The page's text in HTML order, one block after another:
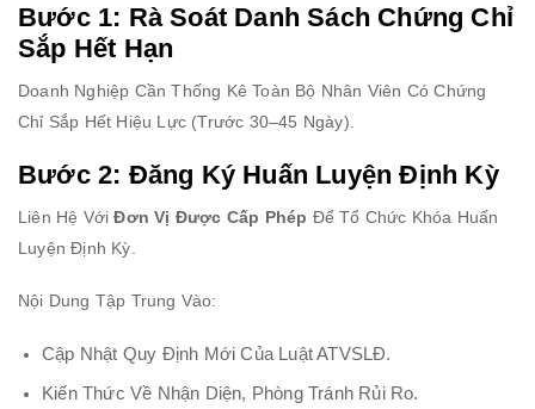
Bước 1: Rà Soát Danh Sách Chứng Chỉ
Sắp Hết Hạn
Doanh Nghiệp Cần Thống Kê Toàn Bộ Nhân Viên Có Chứng
Chỉ Sắp Hết Hiệu Lực (trước 30–45 Ngày).
Bước 2: Đăng Ký Huấn Luyện Định Kỳ
Liên Hệ VớiĐơn Vị Được Cấp Phép Để Tổ Chức Khóa Huấn
Luyện Định Kỳ.
Nội Dung Tập Trung Vào:
Cập Nhật Quy Định Mới Của Luật ATVSLĐ.
Kiến Thức Về Nhận Diện, Phòng Tránh Rủi Ro.